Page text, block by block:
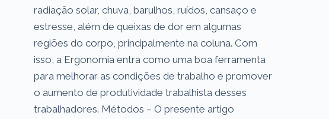
radiação solar, chuva, barulhos, ruídos, cansaço e
estresse, além de queixas de dor em algumas
regiões do corpo, principalmente na coluna. Com
isso, a Ergonomia entra como uma boa ferramenta
para melhorar as condições de trabalho e promover
o aumento de produtividade trabalhista desses
trabalhadores. Métodos – O presente artigo